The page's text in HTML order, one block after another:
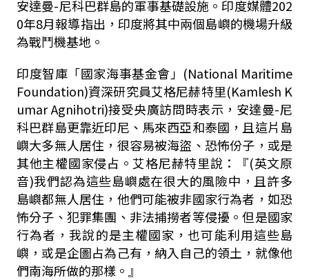
安達曼-尼科巴群島的軍事基礎設施。印度媒體202
0年8月報導指出，印度將其中兩個島嶼的機場升級
為戰鬥機基地。
印度智庫「國家海事基金會」 (National Maritime
Foundation)資深研究員艾格尼赫特里(Kamlesh K
umar Agnihotri)接受央廣訪問時表示，安達曼-尼
科巴群島更靠近印尼、馬來西亞和泰國，且這片島
嶼大多無人居住，很容易被海盜、恐怖份子，或是
其他主權國家侵占。艾格尼赫特里說：『(英文原
音)我們認為這些島嶼處在很大的風險中，且許多
島嶼都無人居住，他們可能被非國家行為者，如恐
怖分子、犯罪集團、非法捕撈者等侵擾。但是國家
行為者，我說的是主權國家，也可能利用這些島
嶼，或是企圖占為己有，納入自己的領土，就像他
們南海所做的那樣。』